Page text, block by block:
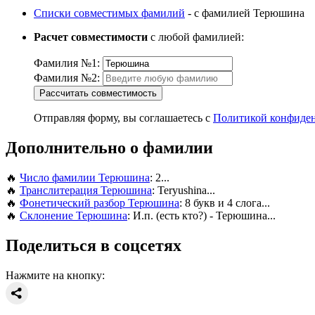
Списки совместимых фамилий - с фамилией Терюшина
Расчет совместимости с любой фамилией:
Фамилия №1:
Фамилия №2:
Рассчитать совместимость
Отправляя форму, вы соглашаетесь с Политикой
Дополнительно о фамилии
🔥 Число фамилии Терюшина: 2...
🔥 Транслитерация Терюшина: Teryushina...
🔥 Фонетический разбор Терюшина: 8 букв и 4 слога...
🔥 Склонение Терюшина: И.п. (есть кто?) - Терюшина...
Поделиться в соцсетях
Нажмите на кнопку: